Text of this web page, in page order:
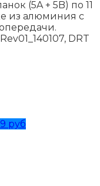
(5A + 5B) по 11
из алюминия с
DRT
руб